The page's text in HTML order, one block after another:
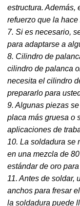
estructura. Además,
refuerzo que la hace
7. Si es necesario,
para adaptarse a
8. Cilindro de
cilindro de palanca
necesita el cilindro
prepararlo para
9. Algunas piezas
placa más gruesa o
aplicaciones de
10. La soldadura se
en una mezcla de
estándar de oro
11. Antes de soldar,
anchos para fresar
la soldadura puede